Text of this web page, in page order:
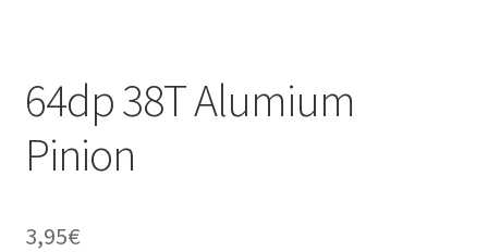
64dp 38T Alumium
Pinion
3,95€